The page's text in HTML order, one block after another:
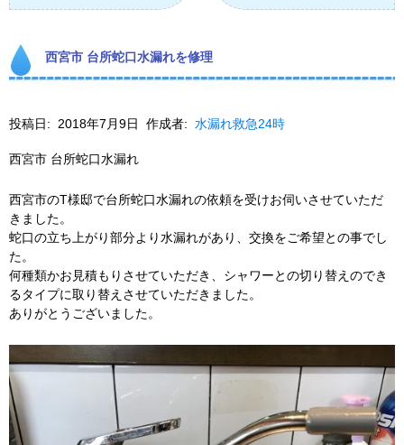
西宮市 台所蛇口水漏れを修理
投稿日: 2018年7月9日 作成者: 水漏れ救急24時
西宮市 台所蛇口水漏れ
西宮市のT様邸で台所蛇口水漏れの依頼を受けお伺いさせていただ
きました。
蛇口の立ち上がり部分より水漏れがあり、交換をご希望との事でし
た。
何種類かお見積もりさせていただき、シャワーとの切り替えのでき
るタイプに取り替えさせていただきました。
ありがとうございました。